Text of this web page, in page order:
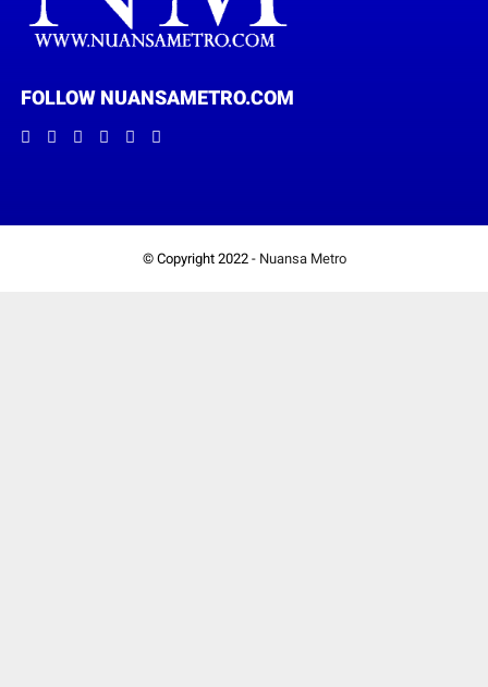
FOLLOW NUANSAMETRO.COM
© Copyright 2022 - Nuansa Metro